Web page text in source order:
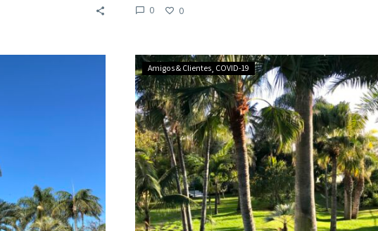
0 0
Es
hora
de
volver
a
viajar,
y
hacerlo
con
total
Amigos & Clientes COVID-19